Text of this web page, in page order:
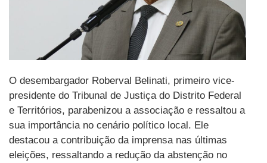
O desembargador Roberval Belinati, primeiro vice-
presidente do Tribunal de Justiça do Distrito Federal
e Territórios, parabenizou a associação e ressaltou a
sua importância no cenário político local. Ele
destacou a contribuição da imprensa nas últimas
eleições, ressaltando a redução da abstenção no